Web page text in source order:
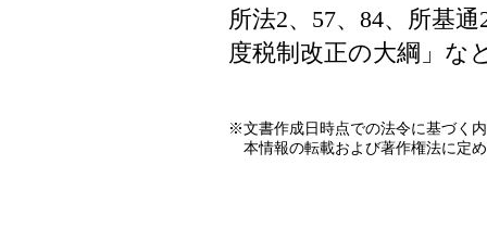
所法2、57、84、所基
度税制改正の大綱」な
※文書作成日時点での法令に基づく
本情報の転載および著作権法に定